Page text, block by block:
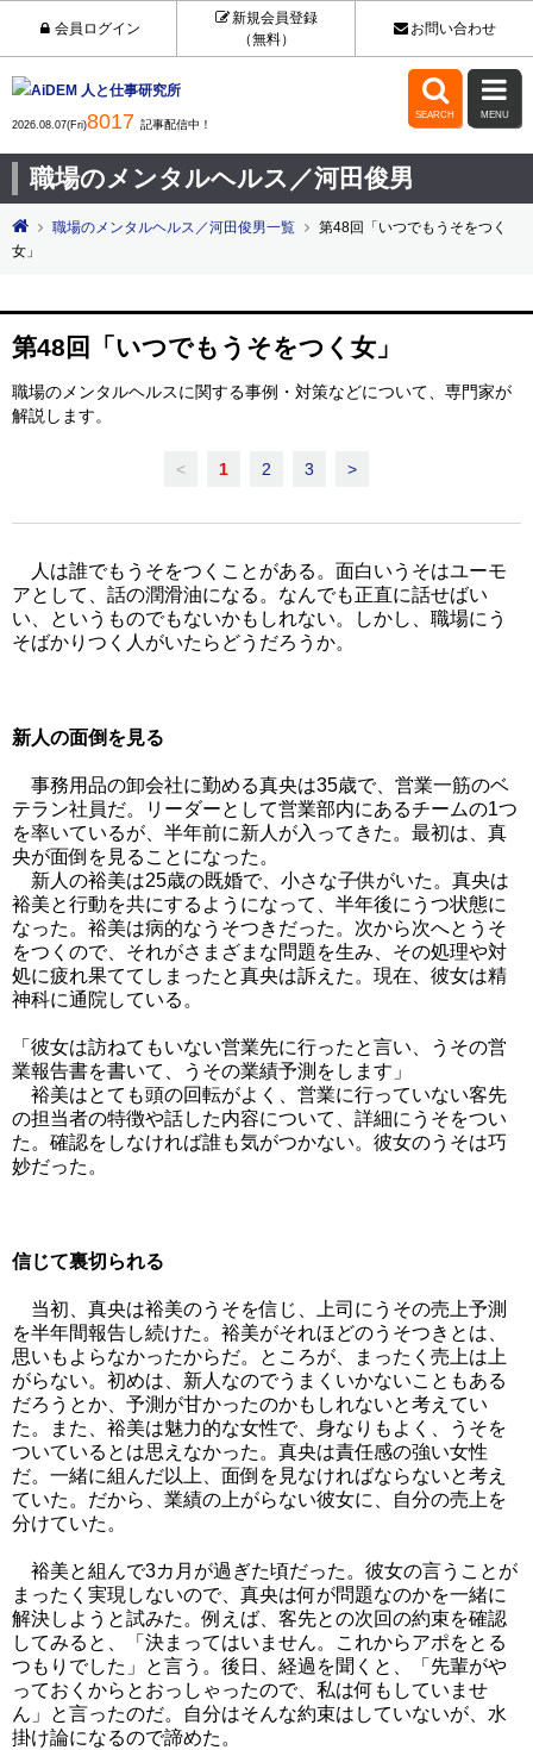
会員ログイン
新規会員登録
（無料）
お問い合わせ
2026.08.07(Fri)8017 記事配信中！

SEARCH

MENU
職場のメンタルヘルス／河田俊男
職場のメンタルヘルス／河田俊男一覧
第48回「いつでもうそをつく
女」
第48回「いつでもうそをつく女」
職場のメンタルヘルスに関する事例・対策などについて、専門家が
解説します。
< 1 2 3 >
人は誰でもうそをつくことがある。面白いうそはユーモ
アとして、話の潤滑油になる。なんでも正直に話せばい
い、というものでもないかもしれない。しかし、職場にう
そばかりつく人がいたらどうだろうか。
新人の面倒を見る
事務用品の卸会社に勤める真央は35歳で、営業一筋のベ
テラン社員だ。リーダーとして営業部内にあるチームの1つ
を率いているが、半年前に新人が入ってきた。最初は、真
央が面倒を見ることになった。
新人の裕美は25歳の既婚で、小さな子供がいた。真央は
裕美と行動を共にするようになって、半年後にうつ状態に
なった。裕美は病的なうそつきだった。次から次へとうそ
をつくので、それがさまざまな問題を生み、その処理や対
処に疲れ果ててしまったと真央は訴えた。現在、彼女は精
神科に通院している。
「彼女は訪ねてもいない営業先に行ったと言い、うその営
業報告書を書いて、うその業績予測をします」
裕美はとても頭の回転がよく、営業に行っていない客先
の担当者の特徴や話した内容について、詳細にうそをつい
た。確認をしなければ誰も気がつかない。彼女のうそは巧
妙だった。
信じて裏切られる
当初、真央は裕美のうそを信じ、上司にうその売上予測
を半年間報告し続けた。裕美がそれほどのうそつきとは、
思いもよらなかったからだ。
ところが、まったく売上は上
がらない。初めは、新人なのでうまくいかないこともある
だろうとか、予測が甘かったのかもしれないと考えてい
た。また、裕美は魅力的な女性で、身なりもよく、うそを
ついているとは思えなかった。真央は責任感の強い女性
だ。一緒に組んだ以上、面倒を見なければならないと考え
ていた。だから、業績の上がらない彼女に、自分の売上を
分けていた。
裕美と組んで3カ月が過ぎた頃だった。彼女の言うことが
まったく実現しないので、真央は何が問題なのかを一緒に
解決しようと試みた。例えば、客先との次回の約束を確認
してみると、「決まってはいません。これからアポをとる
つもりでした」と言う。後日、経過を聞くと、「先輩がや
っておくからとおっしゃったので、私は何もしていませ
ん」と言ったのだ。自分はそんな約束はしていないが、水
掛け論になるので諦めた。